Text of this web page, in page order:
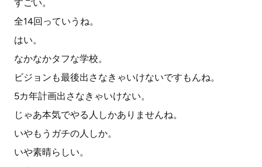
すごい。
全14回っていうね。
はい。
なかなかタフな学校。
ビジョンも最後出さなきゃいけないですもんね。
5カ年計画出さなきゃいけない。
じゃあ本気でやる人しかありませんね。
いやもうガチの人しか。
いや素晴らしい。